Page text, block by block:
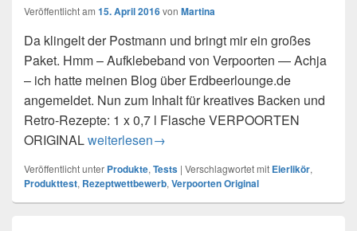
Veröffentlicht am 15. April 2016von Martina
Da klingelt der Postmann und bringt mir ein großes
Paket. Hmm – Aufklebeband von Verpoorten — Achja
– ich hatte meinen Blog über Erdbeerlounge.de
angemeldet. Nun zum Inhalt für kreatives Backen und
Retro-Rezepte: 1 x 0,7 l Flasche VERPOORTEN
ORIGINALEierlikör schmeckt auch nach Ostern
weiterlesen→
Veröffentlicht unter Produkte, Tests | Verschlagwortet mit Eierlikör,
Produkttest, Rezeptwettbewerb, Verpoorten Original